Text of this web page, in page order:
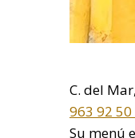
C. del
963 92 50
Su menú